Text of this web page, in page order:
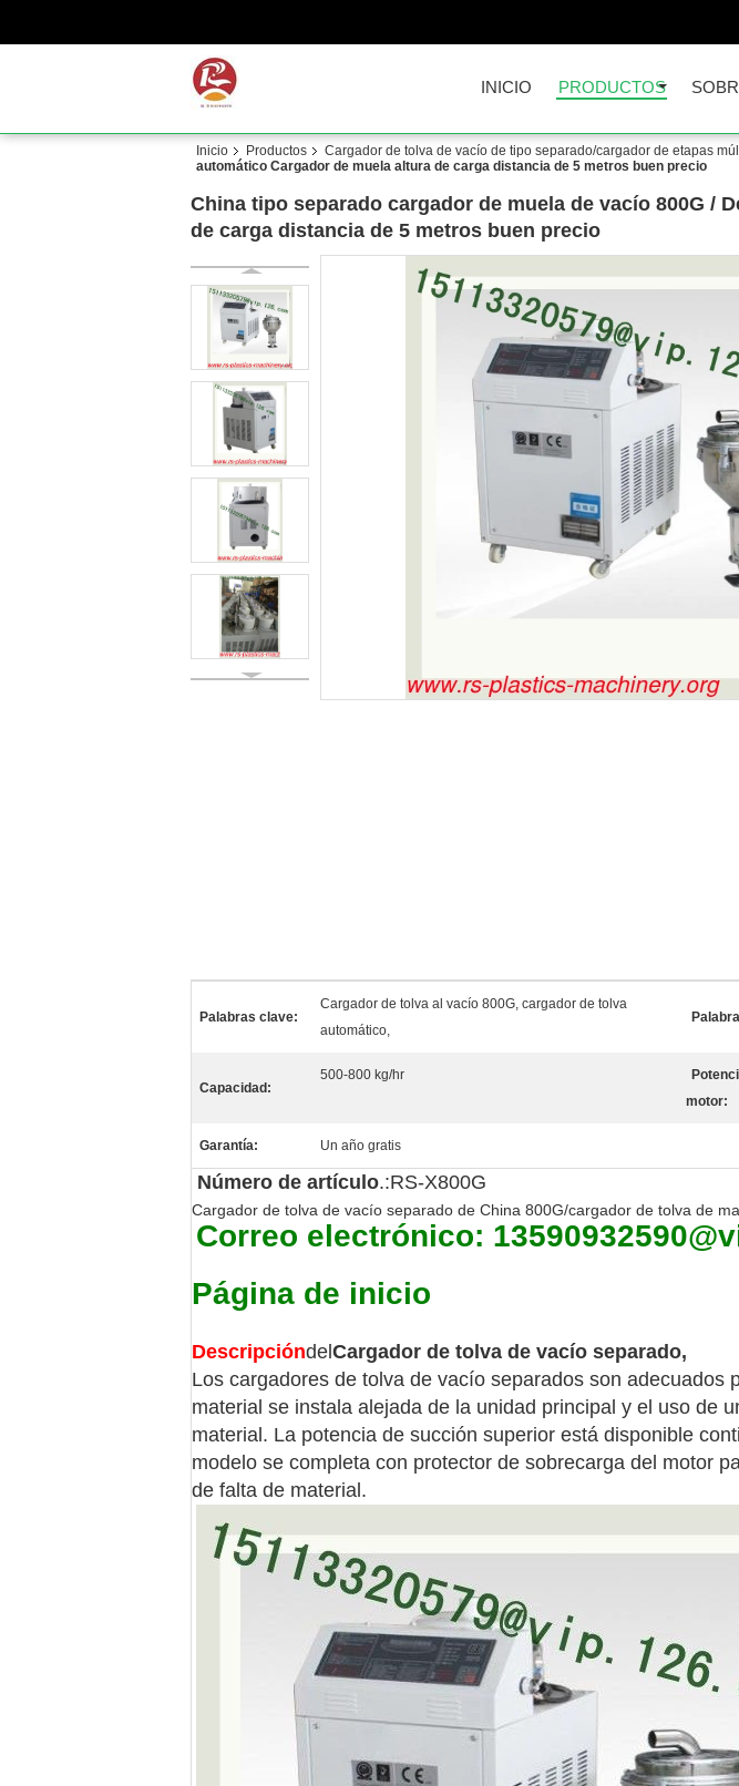
INICIO PRODUCTOS
Inicio Productos Cargador de tolva de vacío de tipo separado/cargador de etapas
automático Cargador de muela altura de carga distancia de 5 metros buen precio
China tipo separado cargador de muela de vacío 800G /
de carga distancia de 5 metros buen precio
Palabras clave:
Cargador de tolva al vacío 800G, cargador de tolva
automático,
Capacidad:
500-800 kg/hr
motor:
Garantía: Un año gratis
Número de artículo.:RS-X800G
Cargador de tolva de vacío separado de China 800G/cargador de tolva de
Correo electrónico:
Página de inicio
Descripcióndel Cargador de tolva de vacío separado,
Los cargadores de tolva de vacío separados son
material se instala alejada de la unidad principal y el uso de
material. La potencia de succión superior está disponible
modelo se completa con protector de sobrecarga del motor
de falta de material.